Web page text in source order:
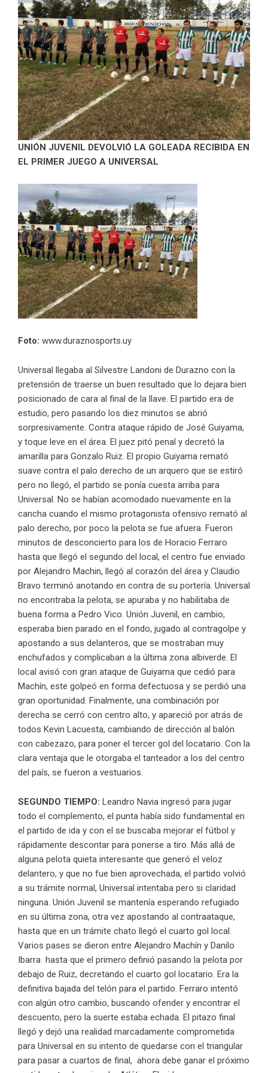
UNIÓN JUVENIL DEVOLVIÓ LA GOLEADA RECIBIDA EN
EL PRIMER JUEGO A UNIVERSAL
Foto: www.duraznosports.uy
Universal llegaba al Silvestre Landoni de Durazno con la
pretensión de traerse un buen resultado que lo dejara bien
posicionado de cara al final de la llave. El partido era de
estudio, pero pasando los diez minutos se abrió
sorpresivamente. Contra ataque rápido de José Guiyama,
y toque leve en el área. El juez pitó penal y decretó la
amarilla para Gonzalo Ruiz. El propio Guiyama remató
suave contra el palo derecho de un arquero que se estiró
pero no llegó, el partido se ponía cuesta arriba para
Universal. No se habían acomodado nuevamente en la
cancha cuando el mismo protagonista ofensivo remató al
palo derecho, por poco la pelota se fue afuera. Fueron
minutos de desconcierto para los de Horacio Ferraro
hasta que llegó el segundo del local, el centro fue enviado
por Alejandro Machin, llegó al corazón del área y Claudio
Bravo terminó anotando en contra de su portería. Universal
no encontraba la pelota, se apuraba y no habilitaba de
buena forma a Pedro Vico. Unión Juvenil, en cambio,
esperaba bien parado en el fondo, jugado al contragolpe y
apostando a sus delanteros, que se mostraban muy
enchufados y complicaban a la última zona albiverde. El
local avisó con gran ataque de Guiyama que cedió para
Machín, este golpeó en forma defectuosa y se perdió una
gran oportunidad. Finalmente, una combinación por
derecha se cerró con centro alto, y apareció por atrás de
todos Kevin Lacuesta, cambiando de dirección al balón
con cabezazo, para poner el tercer gol del locatario. Con la
clara ventaja que le otorgaba el tanteador a los del centro
del país, se fueron a vestuarios.
SEGUNDO TIEMPO: Leandro Navia ingresó para jugar
todo el complemento, el punta había sido fundamental en
el partido de ida y con el se buscaba mejorar el fútbol y
rápidamente descontar para ponerse a tiro. Más allá de
alguna pelota quieta interesante que generó el veloz
delantero, y que no fue bien aprovechada, el partido volvió
a su trámite normal, Universal intentaba pero si claridad
ninguna. Unión Juvenil se mantenía esperando refugiado
en su última zona, otra vez apostando al contraataque,
hasta que en un trámite chato llegó el cuarto gol local.
Varios pases se dieron entre Alejandro Machín y Danilo
Ibarra hasta que el primero definió pasando la pelota por
debajo de Ruiz, decretando el cuarto gol locatario. Era la
definitiva bajada del telón para el partido. Ferraro intentó
con algún otro cambio, buscando ofender y encontrar el
descuento, pero la suerte estaba echada. El pitazo final
llegó y dejó una realidad marcadamente comprometida
para Universal en su intento de quedarse con el triangular
para pasar a cuartos de final, ahora debe ganar el próximo